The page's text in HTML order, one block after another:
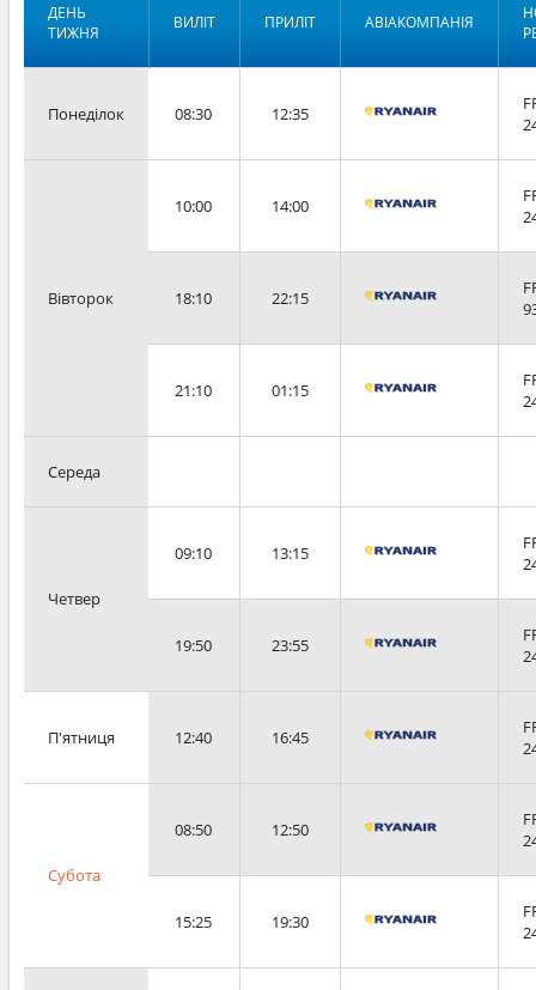
ДЕНЬ
ТИЖНЯ
ВИЛІТ ПРИЛІТ АВІАКОМПАНІЯ
Понеділок 08:30 12:35
Вівторок
10:00 14:00
18:10 22:15
21:10 01:15
Середа
Четвер
09:10 13:15
19:50 23:55
П'ятниця 12:40 16:45
Субота
08:50 12:50
15:25 19:30